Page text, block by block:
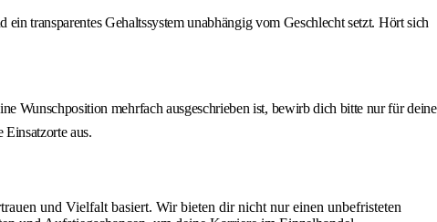
transparentes Gehaltssystem unabhängig vom Geschlecht setzt. Hört sich
Wunschposition mehrfach ausgeschrieben ist, bewirb dich bitte nur für deine
aus.
und Vielfalt basiert. Wir bieten dir nicht nur einen unbefristeten